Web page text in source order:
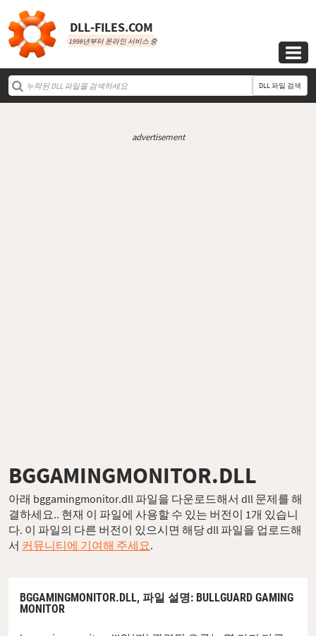
DLL‑FILES.COM
1998년부터 온라인 서비스 중

DLL 파일 검색
advertisement
BGGAMINGMONITOR.DLL
아래 bggamingmonitor.dll 파일을 다운로드해서 dll 문제를 해
결하세요.. 현재 이 파일에 사용할 수 있는 버전이 1개 있습니
다. 이 파일의 다른 버전이 있으시면 해당 dll 파일을 업로드해
서 커뮤니티에 기여해 주세요.
BGGAMINGMONITOR.DLL, 파일 설명: BULLGUARD GAMING
MONITOR